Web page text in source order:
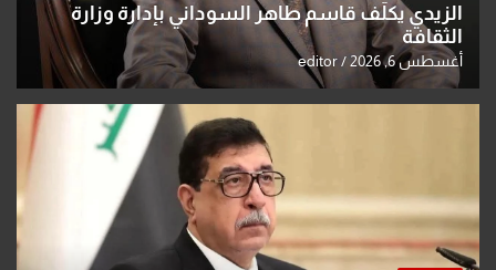
الزيدي يكلّف قاسم طاهر السوداني بإدارة وزارة
الثقافة
أغسطس 6, 2026 editor